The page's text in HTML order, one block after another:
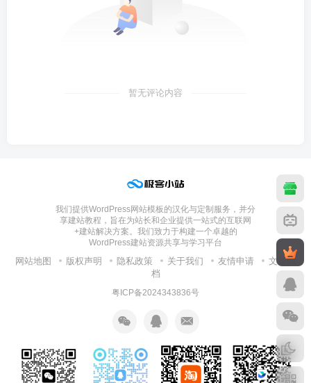
暂无评论内容
我们提供WordPress网站模板的汉化与定制服务，并分
享建站教程，旨在为站长和企业提供一站式的互联网
+建站解决方案。我们致力于构建一个卓越的
WordPress建站资源共享与学习平台
网站地图 版权声明 隐私政策 关于我们 友情申请
文章归
档
粤ICP备2024343836号